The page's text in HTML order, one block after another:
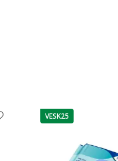
patarimas
VESK25